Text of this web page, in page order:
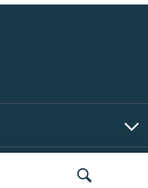
hüquqlar qorunur